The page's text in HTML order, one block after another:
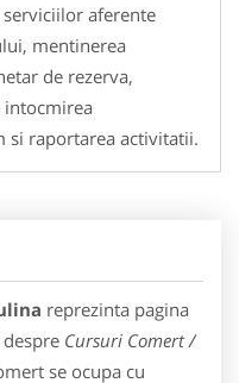
aferente
mentinerea
de rezerva,
si raportarea activitatii.
reprezinta pagina
Cursuri Comert /
se ocupa cu